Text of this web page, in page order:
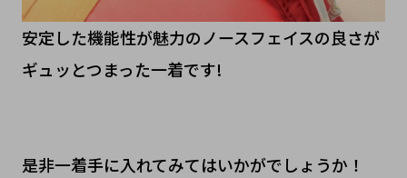
安定した機能性が魅力のノースフェイスの良さが
ギュッとつまった一着です!
是非一着手に入れてみてはいかがでしょうか！